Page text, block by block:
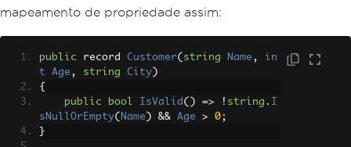
mapeamento de propriedade assim:
public record Customer( string Name ,
in
t
Age , string City )
{
public
bool IsValid () => ! string . I
sNullOrEmpty( Name ) && Age > 0;
}